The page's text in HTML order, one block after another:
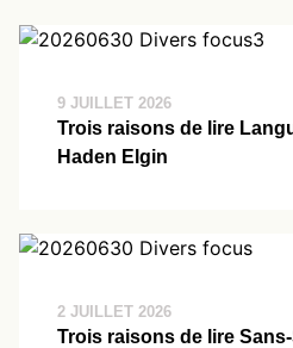
9 JUILLET 2026
Trois raisons de lire
Haden Elgin
2 JUILLET 2026
Trois raisons de lire